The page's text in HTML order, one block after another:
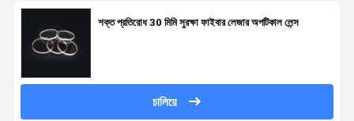
শক্ত প্রতিরোধ 30 মিমি সুরক্ষা ফাইবার লেজার অপটিকাল লেন্স
চালিয়ে